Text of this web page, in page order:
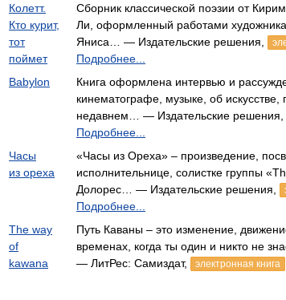
Колетт.
Кто курит,
тот
поймет
Сборник классической поэзии от
Ли, оформленный работами
Яниса… — Издательские решения,
Подробнее...
Babylon
Книга оформлена интервью и
кинематографе, музыке, об искусстве,
недавнем… — Издательские решения,
Подробнее...
Часы
из ореха
«Часы из Ореха» – произведение,
исполнительнице, солистке группы
Долорес… — Издательские решения,
Подробнее...
The way
of
kawana
Путь Каваны – это изменение,
временах, когда ты один и никто не
— ЛитРес: Самиздат,
электронная книга